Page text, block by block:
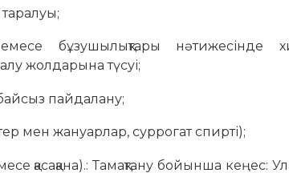
бұзушылықтары нәтижесінде
жолдарына түсуі;
пайдалану;
мен жануарлар, суррогат спирті);
қасақана).: Тамақтану бойынша кеңес: